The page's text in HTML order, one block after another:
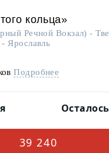
кольца»
Речной Вокзал) -
Ярославль
Подробнее
39 240